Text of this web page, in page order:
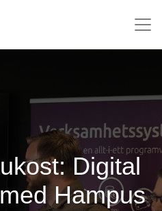
Digital
Hampus